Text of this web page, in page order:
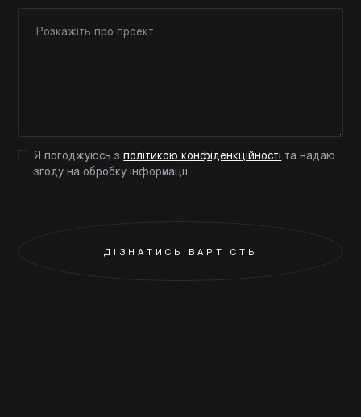
Я погоджуюсь зполітикою конфіденкційності та надаю
згоду на обробку інформації